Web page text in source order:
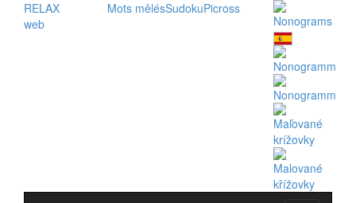
RELAX
web
Mots mêlésSudokuPicross